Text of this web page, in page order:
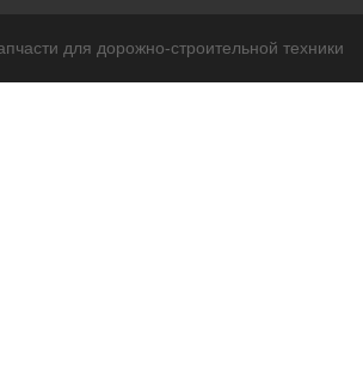
для дорожно-строительной техники